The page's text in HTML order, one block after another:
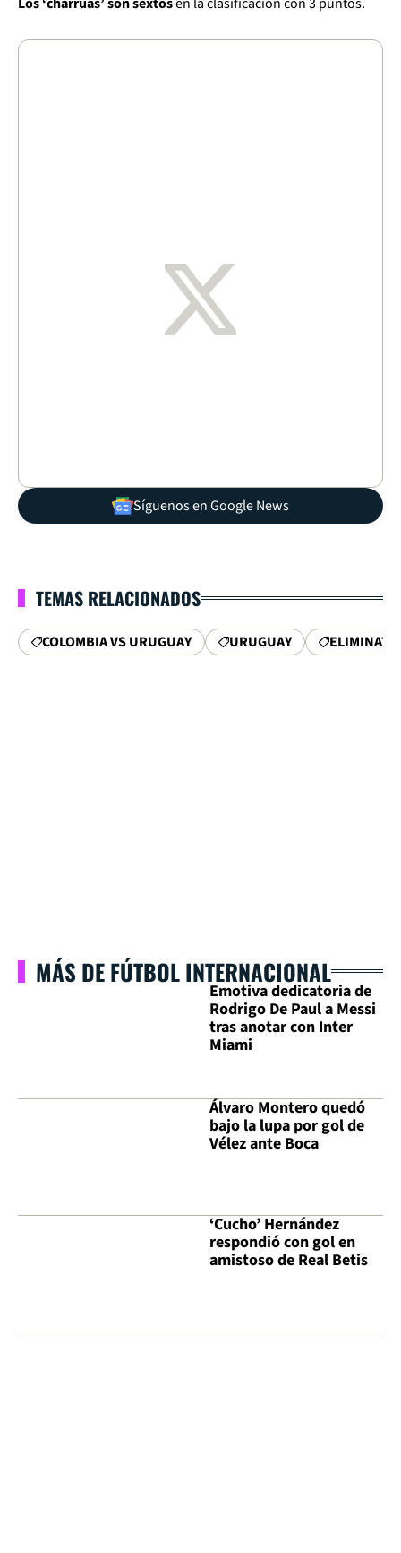
Síguenos en Google News
TEMAS RELACIONADOS
COLOMBIA VS URUGUAY URUGUAY
MÁS DE FÚTBOL INTERNACIONAL
Emotiva dedicatoria de
Rodrigo De Paul a Messi
tras anotar con Inter
Miami
Álvaro Montero quedó
bajo la lupa por gol de
Vélez ante Boca
‘Cucho’ Hernández
respondió con gol en
amistoso de Real Betis